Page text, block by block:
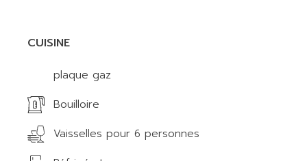
CUISINE
plaque gaz
Bouilloire
Vaisselles pour 6 personnes